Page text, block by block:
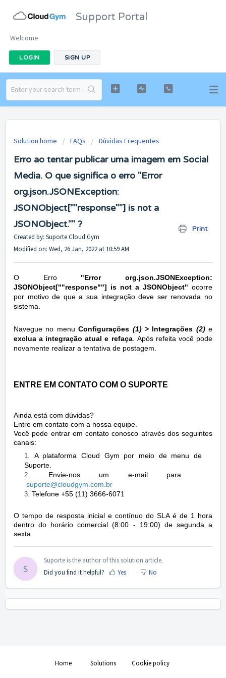
Support Portal
Welcome
LOGIN SIGN UP
Solution home FAQs Dúvidas Frequentes
Erro ao tentar publicar uma imagem em Social
Media. O que significa o erro "Error
org.json.JSONException:
JSONObject[""response""] is not a
JSONObject."" ?
Print
Created by: Suporte Cloud Gym
Modified on: Wed, 26 Jan, 2022 at 10:59 AM
O Erro "Error org.json.JSONException:
JSONObject[""response""] is not a JSONObject" ocorre
por motivo de que a sua integração deve ser renovada no
sistema.
Navegue no menuConfigurações (1)> Integrações (2)e
exclua a integração atual e refaça. Após refeita você pode
novamente realizar a tentativa de postagem.
ENTRE EM CONTATO COM O SUPORTE
Ainda está com dúvidas?
Entre em contato com a nossa equipe.
Você pode entrar em contato conosco através dos seguintes
canais:
A plataforma Cloud Gym por meio de menu de
Suporte.
Envie-nos um e-mail para
suporte@cloudgym.com.br
Telefone +55 (11) 3666-6071
O tempo de resposta inicial e contínuo do SLA é de 1 hora
dentro do horário comercial (8:00 - 19:00) de segunda a
sexta
S
Suporte is the author of this solution article.
Did you find it helpful?
Yes No
Home Solutions Cookie policy